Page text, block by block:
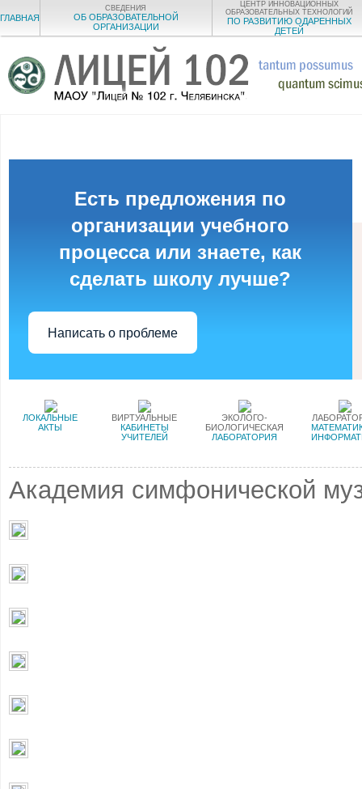
ГЛАВНАЯ
СВЕДЕНИЯ
ОБ ОБРАЗОВАТЕЛЬНОЙ
ОРГАНИЗАЦИИ
ЦЕНТР ИННОВАЦИОННЫХ
ОБРАЗОВАТЕЛЬНЫХ ТЕХНОЛОГИЙ
ПО РАЗВИТИЮ ОДАРЕННЫХ
ДЕТЕЙ
Есть предложения по
организации учебного
процесса или знаете, как
сделать школу лучше?
Написать о проблеме
ЛОКАЛЬНЫЕ
АКТЫ
ВИРТУАЛЬНЫЕ
КАБИНЕТЫ
УЧИТЕЛЕЙ
ЭКОЛОГО-
БИОЛОГИЧЕСКАЯ
ЛАБОРАТОРИЯ
Академия симфонической